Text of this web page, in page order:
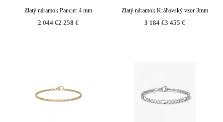
Zlatý náramok Pancier 4 mm
2 044€2 258 €
Zlatý náramok Kráľovský vzor 3mm
3 184€3 455 €